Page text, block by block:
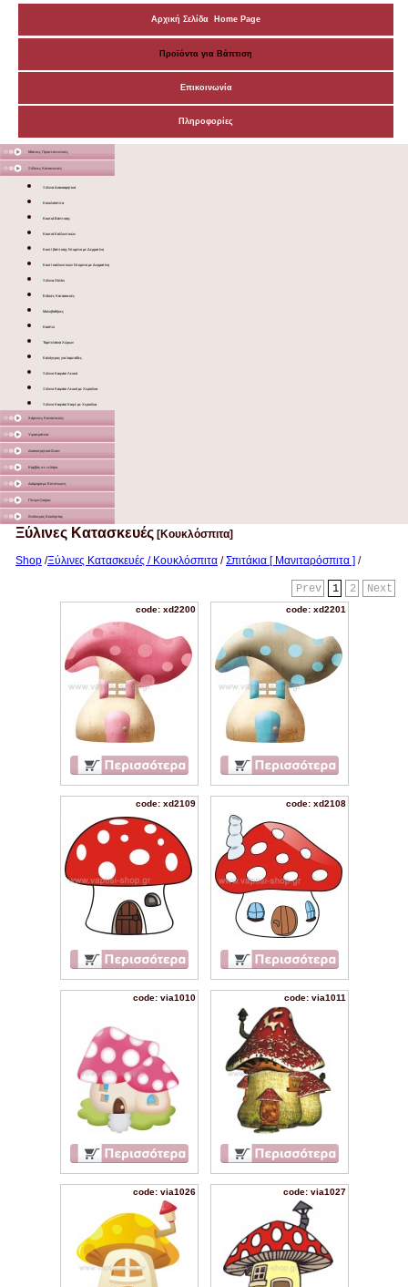
Αρχική Σελίδα Home Page
Προϊόντα για Βάπτιση
Επικοινωνία
Πληροφορίες
Μάσκες Προστατευτικές
Ξύλινες Κατασκευές
Ξύλινα Διακοσμητικά
Κουκλόσπιτα
Κουτιά Βάπτισης
Κουτιά Καλλυντικών
Κουτί βάπτισης Ντυμένο με Δερματίνη
Κουτί καλλυντικών Ντυμένο με Δερματίνη
Ξύλινα Sticks
Ειδικές Κατασκευές
Μολυβοθήκες
Κασπώ
Ταμπελάκια Χώρων
Καλόγερος για λαμπάδες
Ξύλινο Καφάσι Λευκό
Ξύλινο Καφάσι Λευκό με Χερούλια
Ξύλινο Καφάσι Καφέ με Χερούλια
Χάρτινες Κατασκευές
Υφασμάτινα
Διακοσμητικά Σταντ
Καμβάς σε τελάρο
Διάφορα με Εκτύπωση
Γλειφιτζούρια
Στολισμός Εκκλησίας
Ξύλινες Κατασκευές [Κουκλόσπιτα]
Shop /Ξύλινες Κατασκευές / Κουκλόσπιτα /Σπιτάκια [ Μανιταρόσπιτα ] /
Next
2
1
Prev
code: xd2200 code: xd2201
code: xd2109 code: xd2108
code: via1010 code: via1011
code: via1026 code: via1027